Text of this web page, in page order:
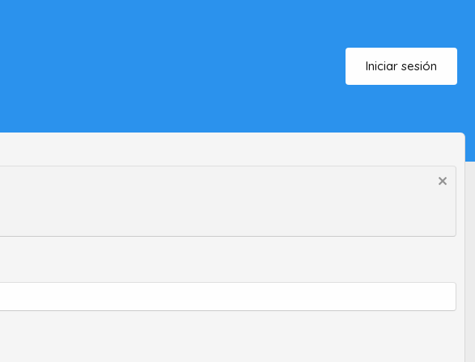
Iniciar sesión